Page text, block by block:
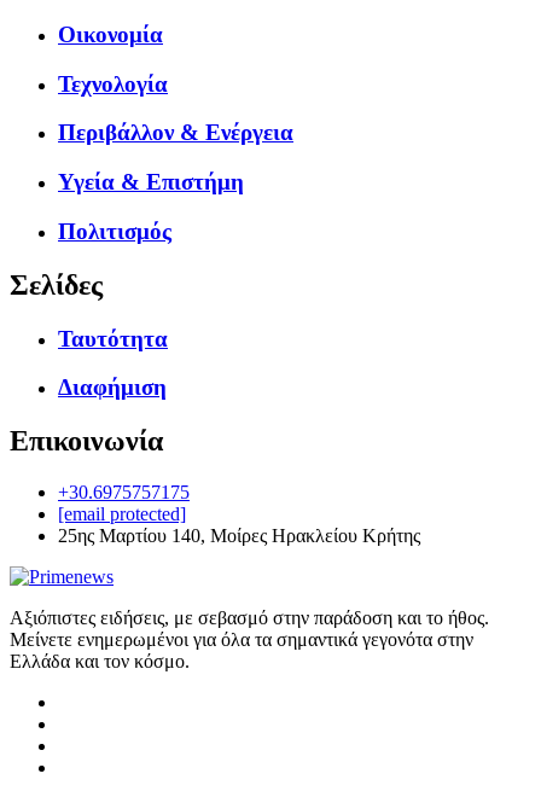
Οικονομία
Τεχνολογία
Περιβάλλον & Ενέργεια
Υγεία & Επιστήμη
Πολιτισμός
Σελίδες
Ταυτότητα
Διαφήμιση
Επικοινωνία
+30.6975757175
[email protected]
25ης Μαρτίου 140, Μοίρες Ηρακλείου Κρήτης
Αξιόπιστες ειδήσεις, με σεβασμό στην παράδοση και το ήθος.
Μείνετε ενημερωμένοι για όλα τα σημαντικά γεγονότα στην
Ελλάδα και τον κόσμο.